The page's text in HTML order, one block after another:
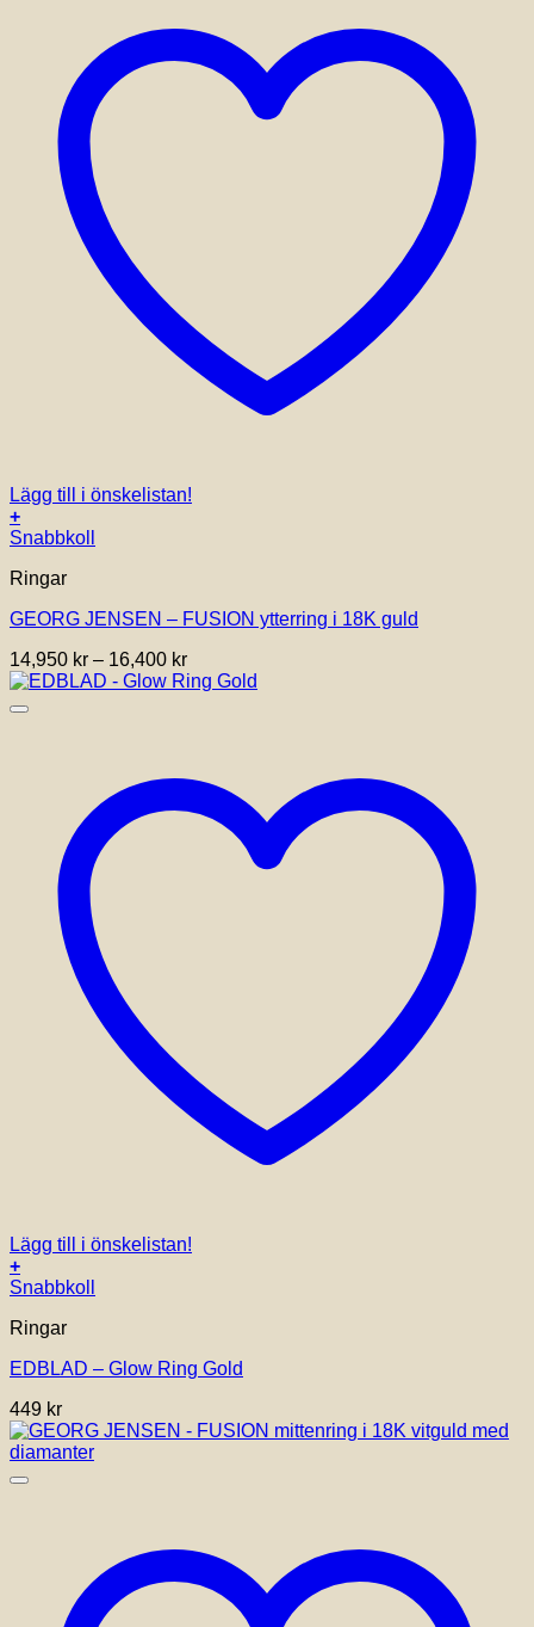
Lägg till i önskelistan!
+
Den
produkten
flera
De
olika
alternativen
produktsidan
Snabbkoll
Ringar
GEORG JENSEN – FUSION ytterring i 18K guld
14,950 kr – 16,400 krPrisintervall:
14,950 kr
Lägg till i önskelistan!
+
Den
produkten
flera
De
olika
alternativen
kan
Snabbkoll
Ringar
EDBLAD – Glow Ring Gold
449 kr